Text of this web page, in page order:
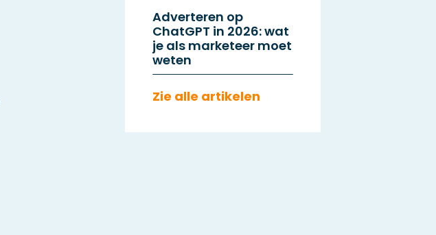
Adverteren op
ChatGPT in 2026: wat
je als marketeer moet
weten
Zie alle artikelen